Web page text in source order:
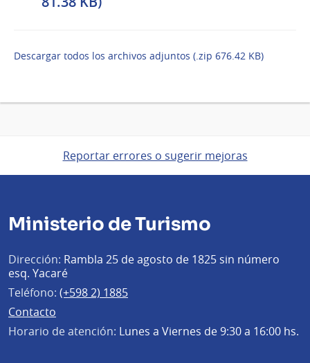
Descargar todos los archivos adjuntos (.zip 676.42 KB)
Reportar errores o sugerir mejoras
Ministerio de Turismo
Dirección: Rambla 25 de agosto de 1825 sin número
esq. Yacaré
Teléfono: (+598 2) 1885
Contacto
Horario de atención: Lunes a Viernes de 9:30 a 16:00 hs.